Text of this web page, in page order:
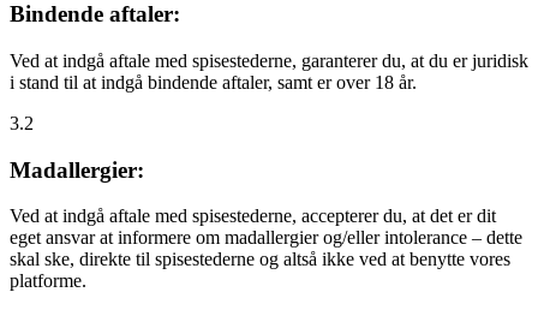
Bindende aftaler:
Ved at indgå aftale med spisestederne, garanterer du, at du er juridisk
i stand til at indgå bindende aftaler, samt er over 18 år.
3.2
Madallergier:
Ved at indgå aftale med spisestederne, accepterer du, at det er dit
eget ansvar at informere om madallergier og/eller intolerance – dette
skal ske, direkte til spisestederne og altså ikke ved at benytte vores
platforme.